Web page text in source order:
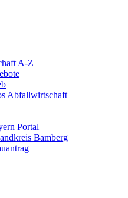
A-Z
Abfallwirtschaft
Portal
Bamberg